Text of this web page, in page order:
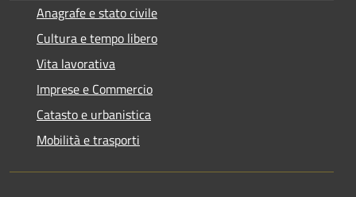
Anagrafe e stato civile
Cultura e tempo libero
Vita lavorativa
Imprese e Commercio
Catasto e urbanistica
Mobilità e trasporti